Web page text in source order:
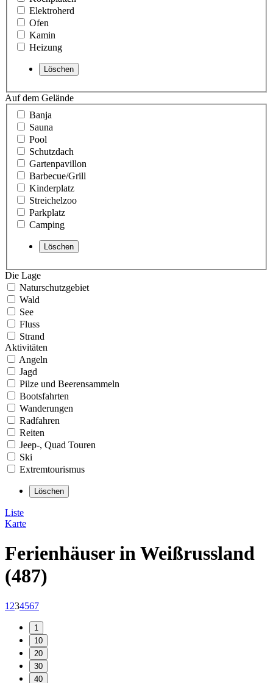
Elektroherd
Ofen
Kamin
Heizung
Auf dem Gelände
Banja
Sauna
Pool
Schutzdach
Gartenpavillon
Barbecue/Grill
Kinderplatz
Streichelzoo
Parkplatz
Camping
Die Lage
Naturschutzgebiet
Wald
See
Fluss
Strand
Aktivitäten
Angeln
Jagd
Pilze und Beerensammeln
Bootsfahrten
Wanderungen
Radfahren
Reiten
Jeep-, Quad Touren
Ski
Extremtourismus
Liste
Karte
Ferienhäuser in Weißrussland
(487)
1 234567